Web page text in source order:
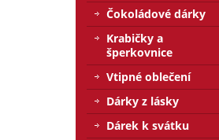
Čokoládové dárky
Krabičky a
šperkovnice
Vtipné oblečení
Dárky z lásky
Dárek k svátku